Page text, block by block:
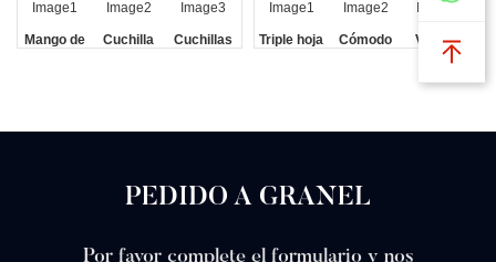
Mango de
Cuchilla
Cuchillas
Triple hoja Cómodo Vistoso
PEDIDO A GRANEL
Por favor complete el formulario y nos